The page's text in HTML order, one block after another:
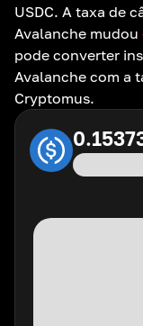
USDC. A taxa de
Avalanche mudou
pode converter
Avalanche com a
Cryptomus.